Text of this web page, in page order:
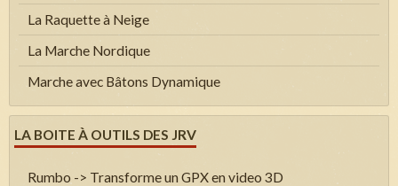
La Raquette à Neige
La Marche Nordique
Marche avec Bâtons Dynamique
LA BOITE À OUTILS DES JRV
Rumbo -> Transforme un GPX en video 3D